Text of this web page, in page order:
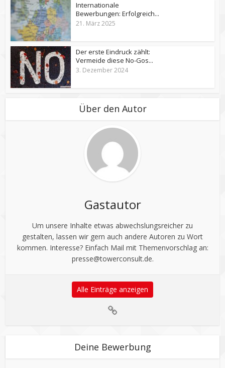
Internationale
Bewerbungen: Erfolgreich...
21. März 2025
Der erste Eindruck zählt:
Vermeide diese No-Gos...
3. Dezember 2024
Über den Autor
Gastautor
Um unsere Inhalte etwas abwechslungsreicher zu
gestalten, lassen wir gern auch andere Autoren zu Wort
kommen. Interesse? Einfach Mail mit Themenvorschlag an:
presse@towerconsult.de.
Alle Einträge anzeigen
Deine Bewerbung